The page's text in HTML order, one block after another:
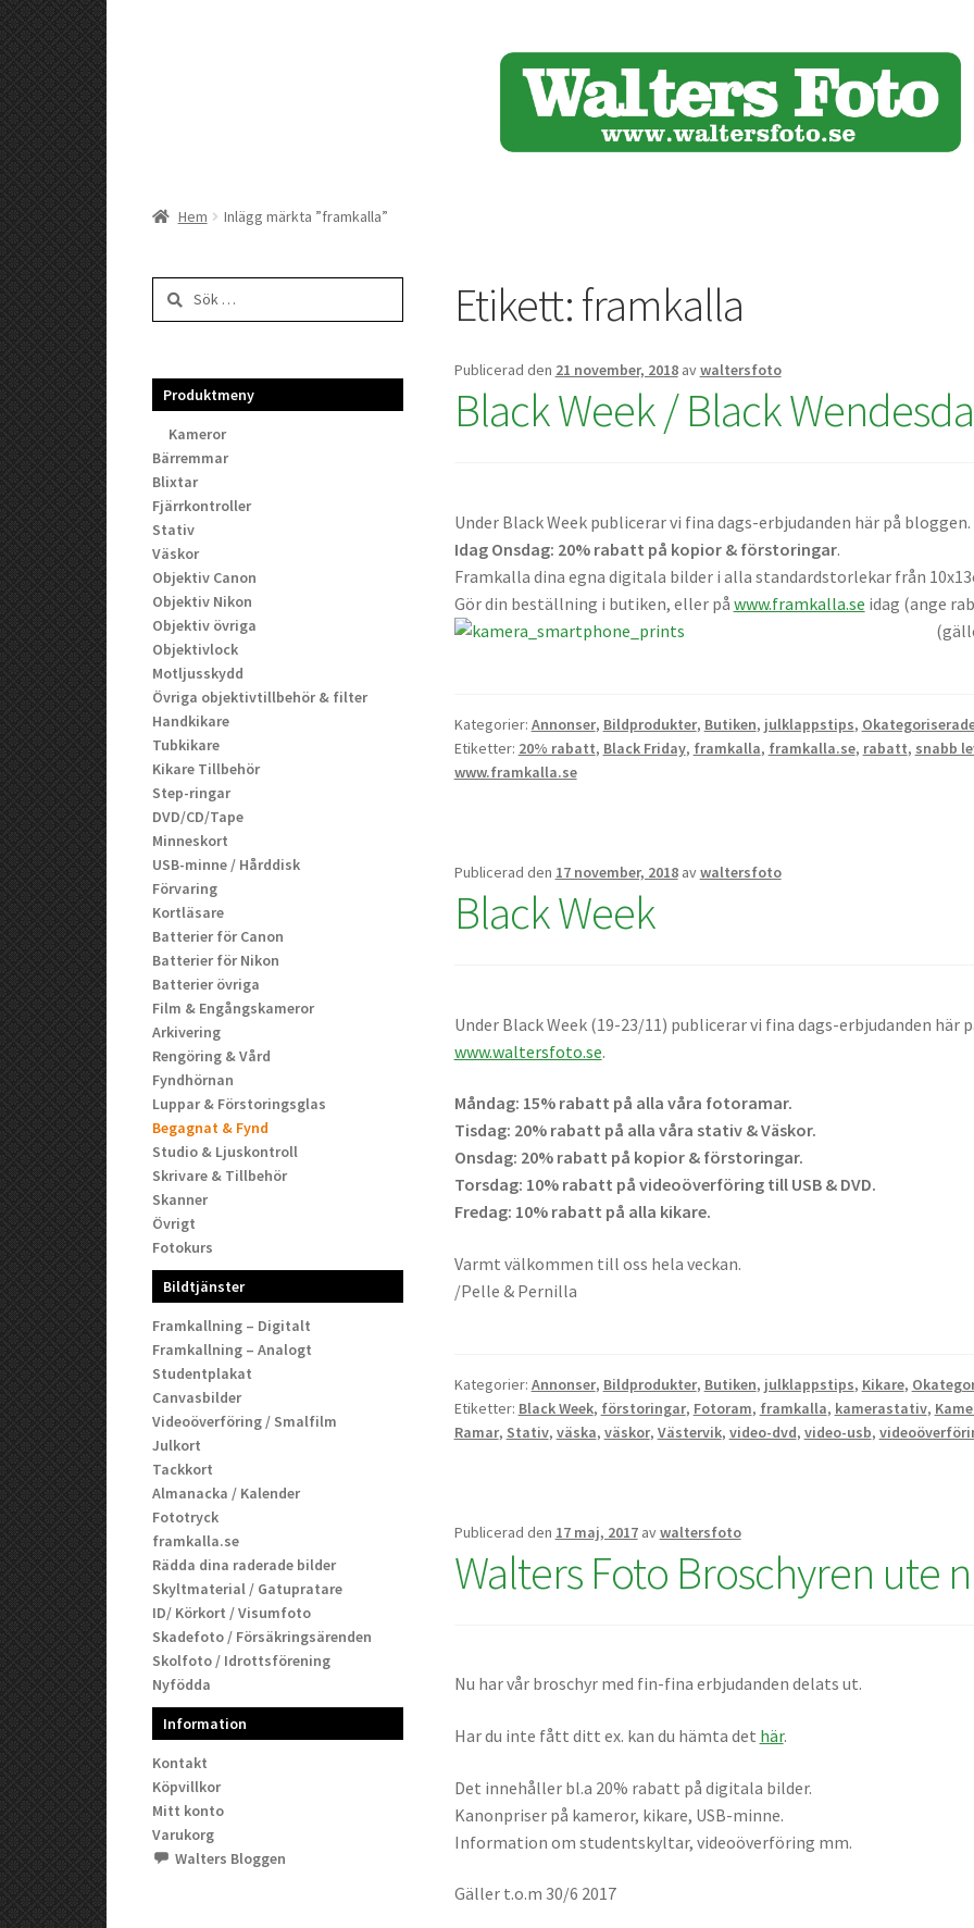
Hem Inlägg märkta ”framkalla”
Etikett:framkalla
Publicerad den 21 november, 2018 avwaltersfoto
Black Week / Black
Under Black Week publicerar vi fina dags-erbjudanden här på bloggen.
Idag Onsdag: 20% rabatt på kopior & förstoringar.
Framkalla dina egna digitala bilder i alla standardstorlekar från
Gör din beställning i butiken, eller på www.framkalla.se idag (ange
Kategorier: Annonser, Bildprodukter, Butiken, julklappstips,
Etiketter: 20% rabatt, Black Friday, framkalla, framkalla.se, rabatt, snabb
www.framkalla.se
Publicerad den 17 november, 2018 avwaltersfoto
Black Week
Under Black Week (19-23/11) publicerar vi fina dags-erbjudanden här
www.waltersfoto.se.
Måndag: 15% rabatt på alla våra fotoramar.
Tisdag: 20% rabatt på alla våra stativ & Väskor.
Onsdag: 20% rabatt på kopior & förstoringar.
Torsdag: 10% rabatt på videoöverföring till USB & DVD.
Fredag: 10% rabatt på alla kikare.
Varmt välkommen till oss hela veckan.
/Pelle & Pernilla
Kategorier: Annonser, Bildprodukter, Butiken, julklappstips, Kikare,
Etiketter: Black Week, förstoringar, Fotoram, framkalla, kamerastativ,
Ramar, Stativ, väska, väskor, Västervik, video-dvd, video-usb,
Publicerad den 17 maj, 2017 avwaltersfoto
Walters Foto Broschyren ute
Nu har vår broschyr med fin-fina erbjudanden delats ut.
Har du inte fått ditt ex. kan du hämta det här.
Det innehåller bl.a 20% rabatt på digitala bilder.
Kanonpriser på kameror, kikare, USB-minne.
Information om studentskyltar, videoöverföring mm.
Gäller t.o.m 30/6 2017
Sök
efter:
Produktmeny
Kameror
Bärremmar
Blixtar
Fjärrkontroller
Stativ
Väskor
Objektiv Canon
Objektiv Nikon
Objektiv övriga
Objektivlock
Motljusskydd
Övriga objektivtillbehör & filter
Handkikare
Tubkikare
Kikare Tillbehör
Step-ringar
DVD/CD/Tape
Minneskort
USB-minne / Hårddisk
Förvaring
Kortläsare
Batterier för Canon
Batterier för Nikon
Batterier övriga
Film & Engångskameror
Arkivering
Rengöring & Vård
Fyndhörnan
Luppar & Förstoringsglas
Begagnat & Fynd
Studio & Ljuskontroll
Skrivare & Tillbehör
Skanner
Övrigt
Fotokurs
Bildtjänster
Framkallning – Digitalt
Framkallning – Analogt
Studentplakat
Canvasbilder
Videoöverföring / Smalfilm
Julkort
Tackkort
Almanacka / Kalender
Fototryck
framkalla.se
Rädda dina raderade bilder
Skyltmaterial / Gatupratare
ID/ Körkort / Visumfoto
Skadefoto / Försäkringsärenden
Skolfoto / Idrottsförening
Nyfödda
Information
Kontakt
Köpvillkor
Mitt konto
Varukorg
Walters Bloggen